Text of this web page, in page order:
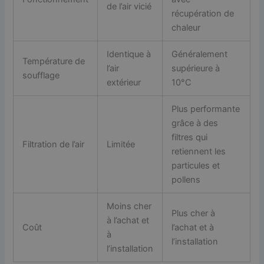
de l’air vicié
récupération de
chaleur
Température de
soufflage
Identique à
l’air
extérieur
Généralement
supérieure à
10°C
Filtration de l’air Limitée
Plus performante
grâce à des
filtres qui
retiennent les
particules et
pollens
Coût
Moins cher
à l’achat et
à
l’installation
Plus cher à
l’achat et à
l’installation